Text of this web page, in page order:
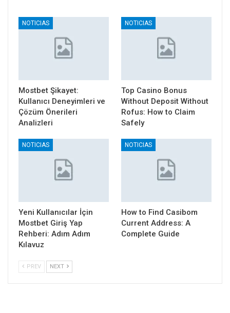
NOTICIAS
Mostbet Şikayet:
Kullanıcı Deneyimleri ve
Çözüm Önerileri
Analizleri
NOTICIAS
Top Casino Bonus
Without Deposit Without
Rofus: How to Claim
Safely
NOTICIAS
Yeni Kullanıcılar İçin
Mostbet Giriş Yap
Rehberi: Adım Adım
Kılavuz
NOTICIAS
How to Find Casibom
Current Address: A
Complete Guide
PREV NEXT